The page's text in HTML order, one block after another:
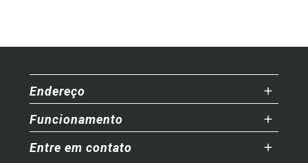
Endereço
Funcionamento
Entre em contato